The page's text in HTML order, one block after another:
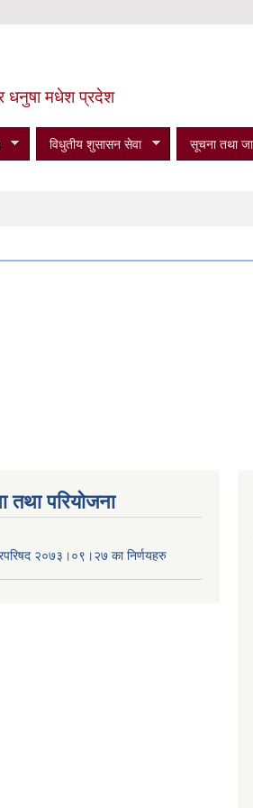
धनुषा मधेश प्रदेश
विधुतीय शुसासन सेवा सूचना तथा
तथा परियोजना
२०७३।०९।२७ का निर्णयहरु